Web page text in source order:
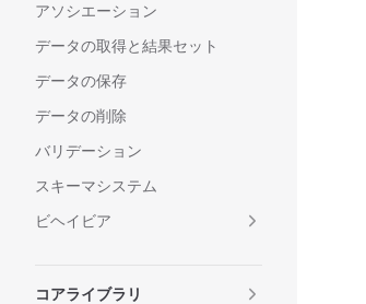
アソシエーション
データの取得と結果セット
データの保存
データの削除
バリデーション
スキーマシステム
ビヘイビア
コアライブラリ